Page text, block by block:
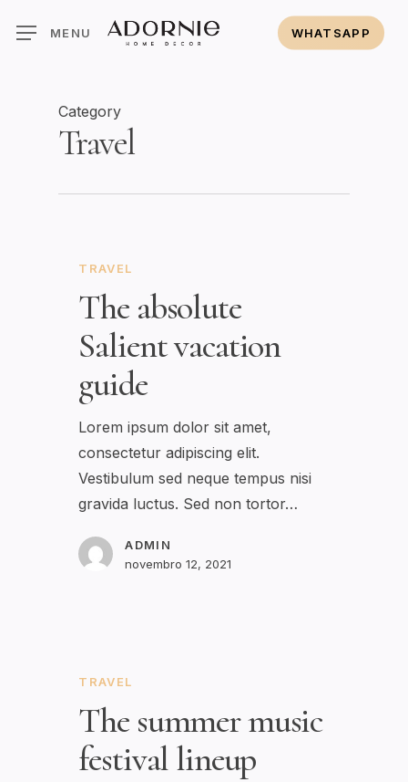
MENU WHATSAPP
Category
Travel
TRAVEL
The absolute
Salient vacation
guide
Lorem ipsum dolor sit amet,
consectetur adipiscing elit.
Vestibulum sed neque tempus nisi
gravida luctus. Sed non tortor…
ADMIN
novembro 12, 2021
TRAVEL
The summer music
festival lineup